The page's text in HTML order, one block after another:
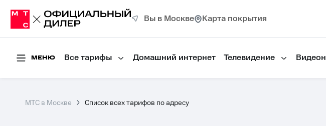
Вы в Москве Карта покрытия
МЕНЮ Все тарифы Домашний интернет Телевидение
МТС в Москве Список всех тарифов по адресу